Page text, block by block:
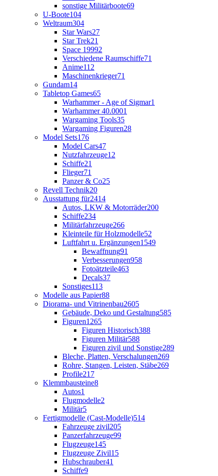
sonstige Militärboote69
U-Boote104
Weltraum304
Star Wars27
Star Trek21
Space 19992
Verschiedene Raumschiffe71
Anime112
Maschinenkrieger71
Gundam14
Tabletop Games65
Warhammer - Age of Sigmar1
Warhammer 40.0001
Wargaming Tools35
Wargaming Figuren28
Model Sets176
Model Cars47
Nutzfahrzeuge12
Schiffe21
Flieger71
Panzer & Co25
Revell Technik20
Ausstattung für2414
Autos, LKW & Motorräder200
Schiffe234
Militärfahrzeuge266
Kleinteile für Holzmodelle52
Luftfahrt u. Ergänzungen1549
Bewaffnung91
Verbesserungen958
Fotoätzteile463
Decals37
Sonstiges113
Modelle aus Papier88
Diorama- und Vitrinenbau2605
Gebäude, Deko und Gestaltung585
Figuren1265
Figuren Historisch388
Figuren Militär588
Figuren zivil und Sonstige289
Bleche, Platten, Verschalungen269
Rohre, Stangen, Leisten, Stäbe269
Profile217
Klemmbausteine8
Autos1
Flugmodelle2
Militär5
Fertigmodelle (Cast-Modelle)514
Fahrzeuge zivil205
Panzerfahrzeuge99
Flugzeuge145
Flugzeuge Zivil15
Hubschrauber41
Schiffe9